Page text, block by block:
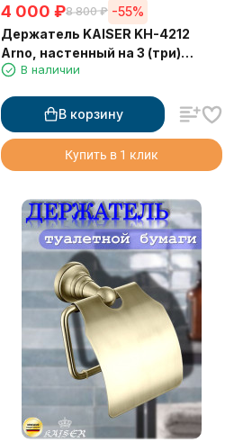
4 000 ₽8 800 ₽ -55%
Держатель KAISER KH-4212
Arno, настенный на 3 (три)
освежителя воздуха
В наличии
В корзину
Купить в 1 клик